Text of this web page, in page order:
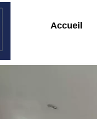
Accueil